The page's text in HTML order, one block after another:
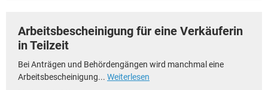
Arbeitsbescheinigung für eine Verkäuferin
in Teilzeit
Bei Anträgen und Behördengängen wird manchmal eine
Arbeitsbescheinigung... Weiterlesen